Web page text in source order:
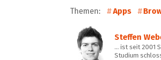
Themen: Apps
Steffen
… ist seit 2001
Studium